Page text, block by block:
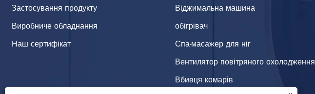
Застосування продукту
Виробниче обладнання
Наш сертифікат
Віджимальна машина
обігрівач
Спа-масажер для ніг
Вентилятор повітряного охолодження
Вбивця комарів